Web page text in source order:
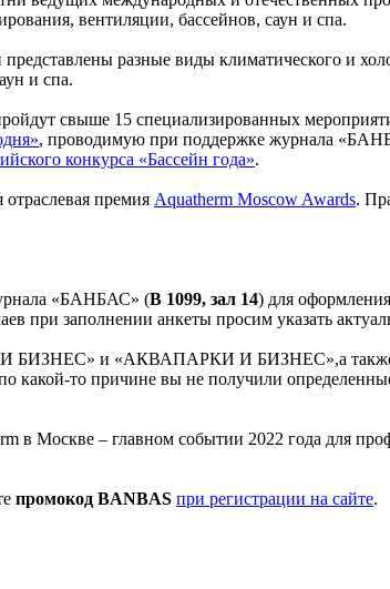
вентиляции, бассейнов, саун и спа.
представлены разные виды климатического и
и спа.
свыше 15 специализированных
, проводимую при поддержке журнала
конкурса «Бассейн года».
премия Aquatherm Moscow Awards.
«БАНБАС» (В 1099, зал 14) для
при заполнении анкеты просим указать
БИЗНЕС» и «АКВАПАРКИ И БИЗНЕС»,а
какой-то причине вы не получили
в Москве – главном событии 2022 года для
промокод BANBAS при регистрации на сайте.